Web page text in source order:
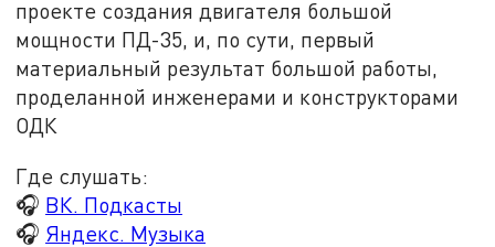
проекте создания двигателя большой
мощности ПД-35, и, по сути, первый
материальный результат большой работы,
проделанной инженерами и конструкторами
ОДК
Где слушать:
🎧 ВК. Подкасты
🎧 Яндекс. Музыка